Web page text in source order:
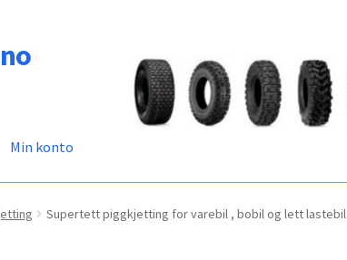
Min konto
Supertett piggkjetting for varebil , bobil og lett lastebil